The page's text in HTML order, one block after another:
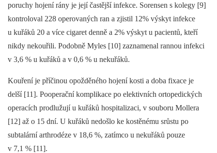
poruchy hojení rány je její častější infekce. Sorensen s kolegy [9]
kontroloval 228 operovaných ran a zjistil 12% výskyt infekce
u kuřáků 20 a více cigaret denně a 2% výskyt u pacientů, kteří
nikdy nekouřili. Podobně Myles [10] zaznamenal rannou infekci
v 3,6 % u kuřáků a v 0,6 % u nekuřáků.
Kouření je příčinou opožděného hojení kosti a doba fixace je
delší [11]. Pooperační komplikace po elektivních ortopedických
operacích prodlužují u kuřáků hospitalizaci, v souboru Mollera
[12] až o 15 dní. U kuřáků nedošlo ke kostěnému srůstu po
subtalární arthrodéze v 18,6 %, zatímco u nekuřáků pouze
v 7,1 % [11].